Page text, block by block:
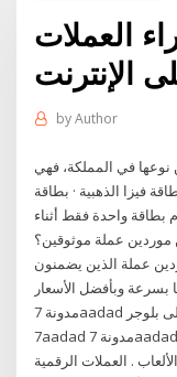
العملات
الإنترنت
byAuthor
نوعها في المملكة، فهي
فيزا الذهبية · بطاقة
بطاقة واحدة فقط أثناء
عملة موثوقين؟
عملة الذين يضمنون
مدونة 7aadad تهتم بكيفية طرق ربح من الانترنت و العمل على بلوجر
7aadad مدونة 7aadad أفضل 4 مواقع لشراء حسابات فيسبوك قديمة و
. العملات الرقمية